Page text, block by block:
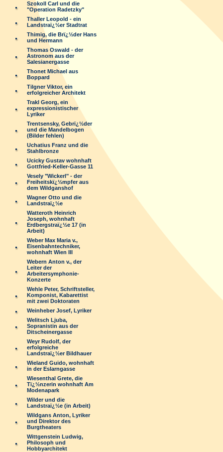
Szokoll Carl und die
"Operation Radetzky"
Thaller Leopold - ein
Landstraï¿½er Stadtrat
Thimig, die Brï¿½der Hans
und Hermann
Thomas Oswald - der
Astronom aus der
Salesianergasse
Thonet Michael aus
Boppard
Tilgner Viktor, ein
erfolgreicher Architekt
Trakl Georg, ein
expressionistischer
Lyriker
Trentsensky, Gebrï¿½der
und die Mandelbogen
(Bilder fehlen)
Uchatius Franz und die
Stahlbronze
Ucicky Gustav wohnhaft
Gottfried-Keller-Gasse 11
Vesely "Wickerl" - der
Freiheitskï¿½mpfer aus
dem Wildganshof
Wagner Otto und die
Landstraï¿½e
Watteroth Heinrich
Joseph, wohnhaft
Erdbergstraï¿½e 17 (in
Arbeit)
Weber Max Maria v.,
Eisenbahntechniker,
wohnhaft Wien III
Webern Anton v., der
Leiter der
Arbeitersymphonie-
Konzerte
Wehle Peter, Schriftsteller,
Komponist, Kabarettist
mit zwei Doktoraten
Weinheber Josef, Lyriker
Welitsch Ljuba,
Sopranistin aus der
Ditscheinergasse
Weyr Rudolf, der
erfolgreiche
Landstraï¿½er Bildhauer
Wieland Guido, wohnhaft
in der Eslarngasse
Wiesenthal Grete, die
Tï¿½nzerin wohnhaft Am
Modenapark
Wilder und die
Landstraï¿½e (in Arbeit)
Wildgans Anton, Lyriker
und Direktor des
Burgtheaters
Wittgenstein Ludwig,
Philosoph und
Hobbyarchitekt